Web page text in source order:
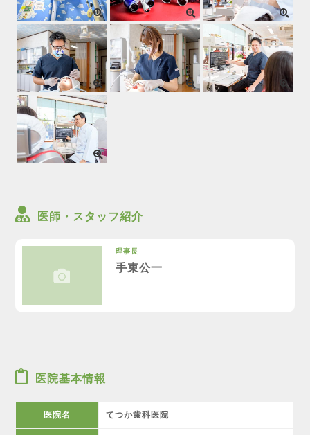
医師・スタッフ紹介
理事長
手束公一
医院基本情報
医院名 てつか歯科医院